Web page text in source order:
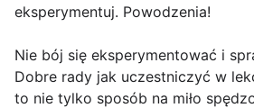
eksperymentuj. Powodzenia!
Nie bój się eksperymentować i
Dobre rady jak uczestniczyć w
to nie tylko sposób na miło